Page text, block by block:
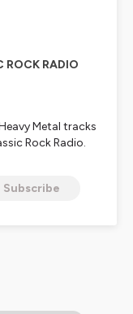
ROCK RADIO
Metal tracks
Rock Radio.
Subscribe